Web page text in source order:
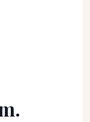
40 cm.